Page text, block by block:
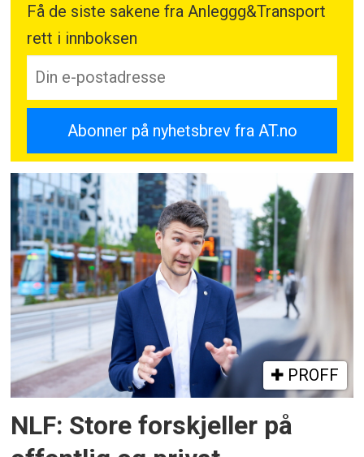
Få de siste sakene fra Anleggg&Transport
rett i innboksen
PROFF
NLF: Store forskjeller på